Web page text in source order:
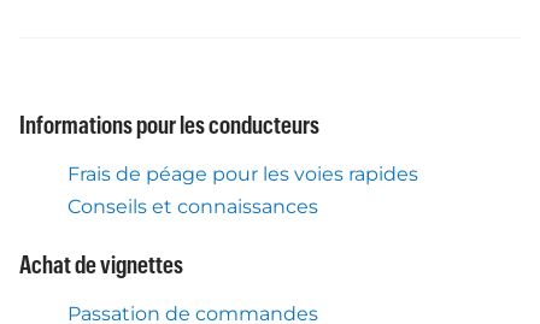
Informations pour les conducteurs
Frais de péage pour les voies rapides
Conseils et connaissances
Achat de vignettes
Passation de commandes